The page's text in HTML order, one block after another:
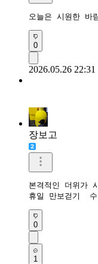
오늘은 시원한 바
0
2026.05.26 22:31
장보고
본격적인 더위가
휴일 만보걷기  수
0
1